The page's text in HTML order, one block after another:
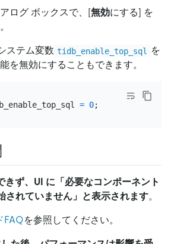
ログ ボックスで、
[無効にする] を
ステム変数 tidb_enable_top_sql
を
を無効にすることもできます。
= 0
きず、UI に「必要なコンポーネント
されていません」と表示されます。
FAQを参照してください。